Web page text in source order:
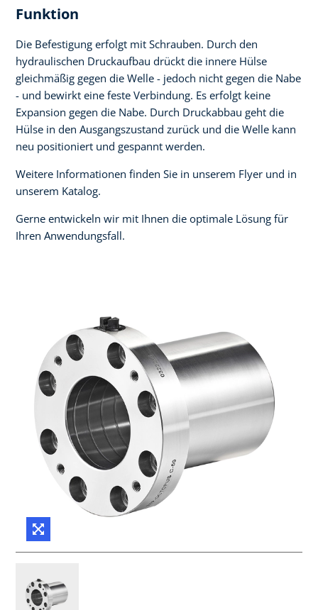
Funktion
Die Befestigung erfolgt mit Schrauben. Durch den
hydraulischen Druckaufbau drückt die innere Hülse
gleichmäßig gegen die Welle - jedoch nicht gegen die Nabe
- und bewirkt eine feste Verbindung. Es erfolgt keine
Expansion gegen die Nabe. Durch Druckabbau geht die
Hülse in den Ausgangszustand zurück und die Welle kann
neu positioniert und gespannt werden.
Weitere Informationen finden Sie in unserem Flyer und in
unserem Katalog.
Gerne entwickeln wir mit Ihnen die optimale Lösung für
Ihren Anwendungsfall.